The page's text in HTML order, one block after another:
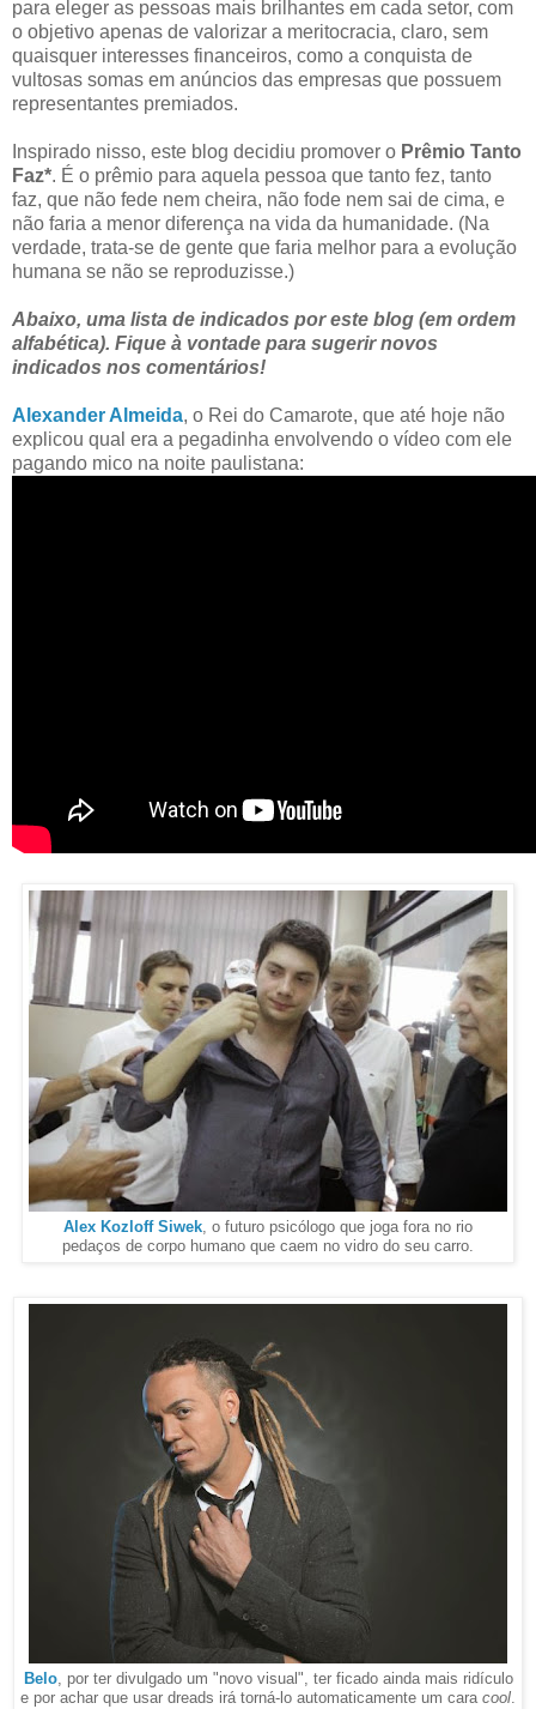
para eleger as pessoas mais brilhantes em cada setor, com
o objetivo apenas de valorizar a meritocracia, claro, sem
quaisquer interesses financeiros, como a conquista de
vultosas somas em anúncios das empresas que possuem
representantes premiados.
Inspirado nisso, este blog decidiu promover o Prêmio Tanto
Faz*. É o prêmio para aquela pessoa que tanto fez, tanto
faz, que não fede nem cheira, não fode nem sai de cima, e
não faria a menor diferença na vida da humanidade. (Na
verdade, trata-se de gente que faria melhor para a evolução
humana se não se reproduzisse.)
Abaixo, uma lista de indicados por este blog (em ordem
alfabética). Fique à vontade para sugerir novos
indicados nos comentários!
Alexander Almeida, o Rei do Camarote, que até hoje não
explicou qual era a pegadinha envolvendo o vídeo com ele
pagando mico na noite paulistana:
Alex Kozloff Siwek, o futuro psicólogo que joga fora no rio
pedaços de corpo humano que caem no vidro do seu carro.
Belo, por ter divulgado um "novo visual", ter ficado ainda mais ridículo
e por achar que usar dreads irá torná-lo automaticamente um cara cool.